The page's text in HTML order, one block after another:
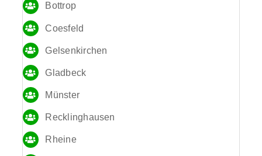
Bottrop
Coesfeld
Gelsenkirchen
Gladbeck
Münster
Recklinghausen
Rheine